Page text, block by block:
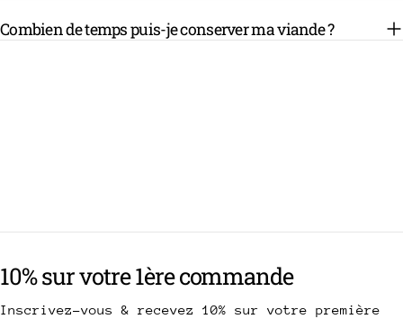
Combien de temps puis-je conserver ma viande ?
10% sur votre 1ère commande
Inscrivez-vous & recevez 10% sur votre première